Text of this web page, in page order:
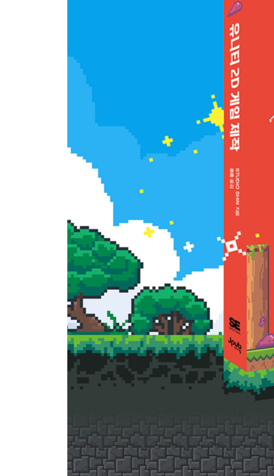
CHAPTER 5 | 버튼과 UI 만들기 125
5.3 게임 실행하기 142
CHAPTER 6 | 게임에 화면과 기능 추가하기 144
6.1 버전 업 내용 요약 144
6.2 타이틀 화면 추가하기 146
6.3 스크롤 화면 만들기 153
6.4 시간제한 기능 만들기 166
6.5 아이템과 점수 만들기 176
6.6 결과 화면 추가하기 184
CHAPTER 7 | 게임에 장치 추가하기 190
7.1 대미지 블록 만들기 190
7.2 이동 블록 만들기 198
7.3 이동 블록과 연동되는 스위치 만들기 205
7.4 고정 포대 만들기 210
7.5 돌아다니는 적 캐릭터 만들기 217
7.6 게임에서 사운드 재생하기 221
7.7 마우스 및 터치 패널 조작 구현하기 226
CHAPTER 8 | 탑뷰 액션 게임의 기본 시스템 만들
8.1 예제 게임 실행해보기 242